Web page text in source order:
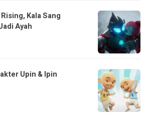
Kala Sang
Ayah
Upin & Ipin